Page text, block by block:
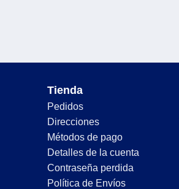
Tienda
Pedidos
Direcciones
Métodos de pago
Detalles de la cuenta
Contraseña perdida
Política de Envíos